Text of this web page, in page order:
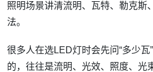
照明场景讲清流明、瓦特、勒克斯
法。
很多人在选LED灯时会先问“多少瓦
的，往往是流明、光效、照度、光